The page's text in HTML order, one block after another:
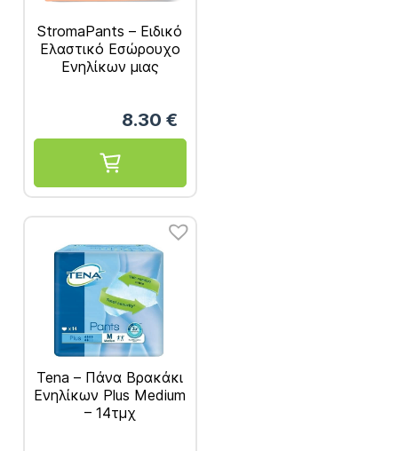
StromaPants – Ειδικό
Ελαστικό Εσώρουχο
Ενηλίκων μιας
8.30 €
Tena – Πάνα Βρακάκι
Ενηλίκων Plus Medium
– 14τμχ